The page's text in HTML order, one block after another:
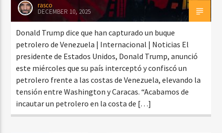
rasco
DECEMBER 10, 2025
Donald Trump dice que han capturado un buque
petrolero de Venezuela | Internacional | Noticias El
presidente de Estados Unidos, Donald Trump, anunció
este miércoles que su país interceptó y confiscó un
petrolero frente a las costas de Venezuela, elevando la
tensión entre Washington y Caracas. “Acabamos de
incautar un petrolero en la costa de […]